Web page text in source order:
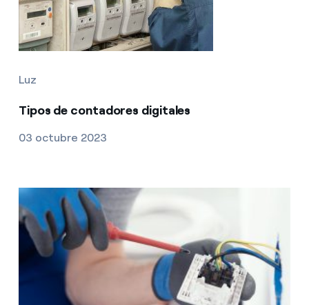
Luz
Tipos de contadores digitales
03 octubre 2023